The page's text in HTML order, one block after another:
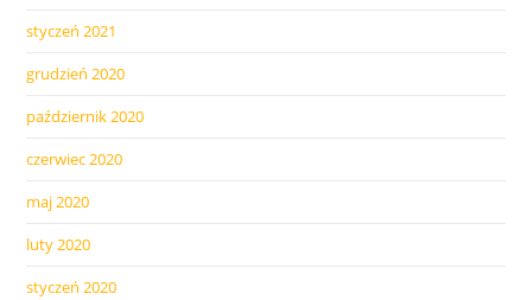
styczeń 2021
grudzień 2020
październik 2020
czerwiec 2020
maj 2020
luty 2020
styczeń 2020